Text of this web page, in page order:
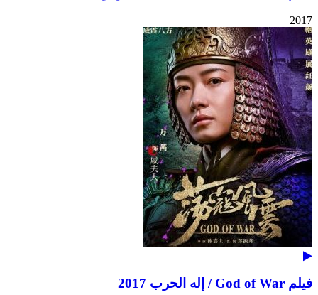
2017
فيلم God of War / إله الحرب 2017